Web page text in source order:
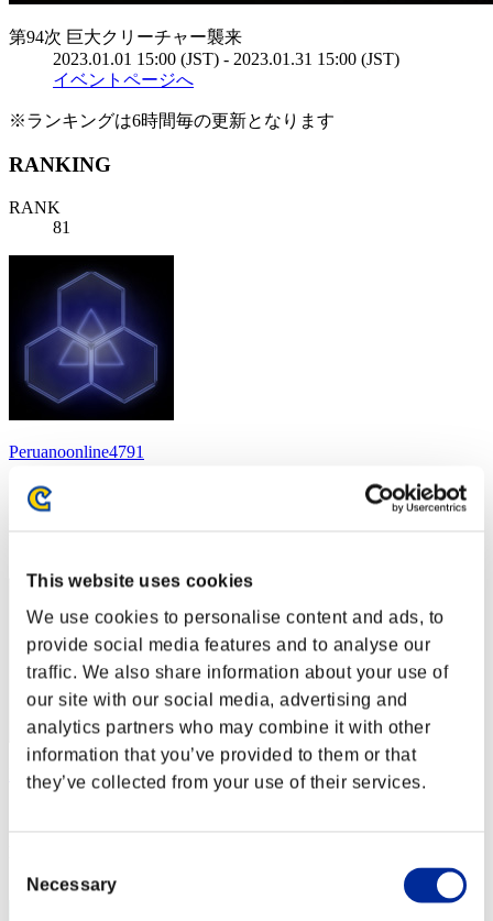
This website uses cookies
We use cookies to personalise content and ads, to
provide social media features and to analyse our
traffic. We also share information about your use of
our site with our social media, advertising and
analytics partners who may combine it with other
information that you’ve provided to them or that
they’ve collected from your use of their services.
Selection
Necessary
第94次 巨大クリーチャー襲来
2023.01.01 15:00 (JST) - 2023.01.31 15:00 (JST)
イベントページへ
※ランキングは6時間毎の更新となります
RANKING
RANK
81
Peruanoonline4791
スコア:1003540
RANK
ItsRoberoto